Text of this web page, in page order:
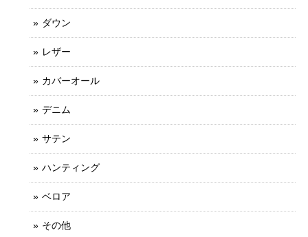
ダウン
レザー
カバーオール
デニム
サテン
ハンティング
ベロア
その他